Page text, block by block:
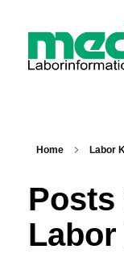
Home Labor
Posts